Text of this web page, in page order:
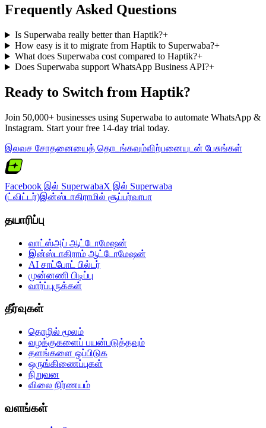
Frequently Asked Questions
Is Superwaba really better than Haptik?+
How easy is it to migrate from Haptik to Superwaba?+
What does Superwaba cost compared to Haptik?+
Does Superwaba support WhatsApp Business API?+
Ready to Switch from Haptik?
Join 50,000+ businesses using Superwaba to automate WhatsApp &
Instagram. Start your free 14-day trial today.
இலவச சோதனையைத் தொடங்கவும்விற்பனையுடன் பேசுங்கள்
Facebook இல் SuperwabaX இல் Superwaba
(ட்விட்டர்)இன்ஸ்டாகிராமில் சூப்பர்வாபா
தயாரிப்பு
வாட்ஸ்அப் ஆட்டோமேஷன்
இன்ஸ்டாகிராம் ஆட்டோமேஷன்
AI சாட்போட் பில்டர்
முன்னணி பிடிப்பு
வார்ப்புருக்கள்
தீர்வுகள்
தொழில் மூலம்
வழக்குகளைப் பயன்படுத்தவும்
தளங்களை ஒப்பிடுக
ஒருங்கிணைப்புகள்
நிறுவன
விலை நிர்ணயம்
வளங்கள்